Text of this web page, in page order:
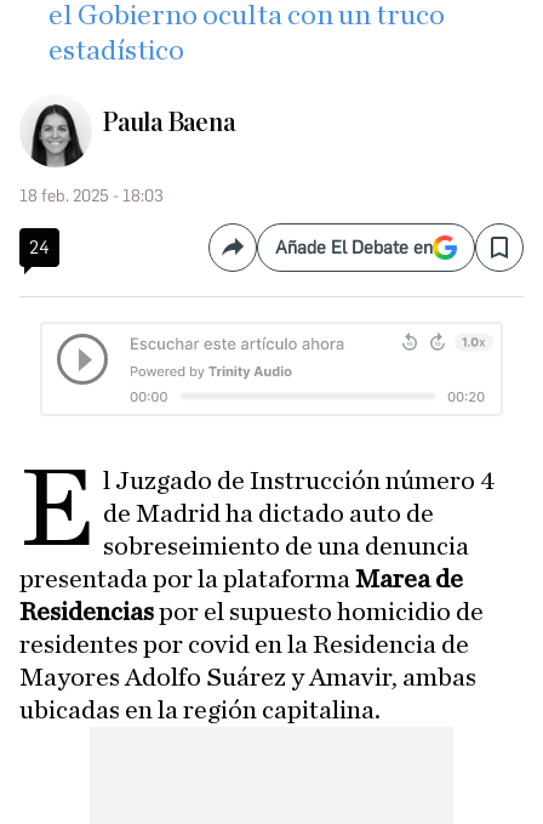
el Gobierno oculta con un truco
estadístico
Paula Baena
18 feb. 2025 - 18:03
24 CompartirAñade El Debate en Save
E l Juzgado de Instrucción número 4
de Madrid ha dictado auto de
sobreseimiento de una denuncia
presentada por la plataforma Marea de
Residenciaspor el supuesto homicidio de
residentes por covid en la Residencia de
Mayores Adolfo Suárez y Amavir, ambas
ubicadas en la región capitalina.